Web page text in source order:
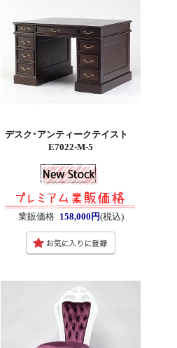
デスク･アンティークテイスト
E7022-M-5
業販価格 158,000円(税込)